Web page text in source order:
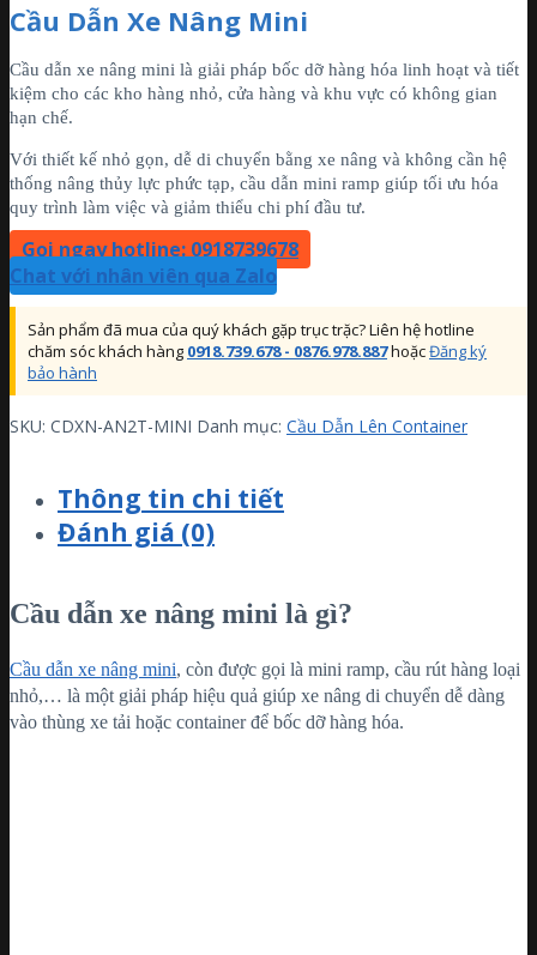
Cầu Dẫn Xe Nâng Mini
Cầu dẫn xe nâng mini là giải pháp bốc dỡ hàng hóa linh hoạt và tiết
kiệm cho các kho hàng nhỏ, cửa hàng và khu vực có không gian
hạn chế.
Với thiết kế nhỏ gọn, dễ di chuyển bằng xe nâng và không cần hệ
thống nâng thủy lực phức tạp, cầu dẫn mini ramp giúp tối ưu hóa
quy trình làm việc và giảm thiểu chi phí đầu tư.
Gọi ngay hotline: 0918739678
Chat với nhân viên qua Zalo
Sản phẩm đã mua của quý khách gặp trục trặc? Liên hệ hotline
chăm sóc khách hàng 0918.739.678 - 0876.978.887hoặcĐăng ký
bảo hành
SKU: CDXN-AN2T-MINI Danh mục: Cầu Dẫn Lên Container
Thông tin chi tiết
Đánh giá (0)
Cầu dẫn xe nâng mini là gì?
Cầu dẫn xe nâng mini, còn được gọi là mini ramp, cầu rút hàng loại
nhỏ,… là một giải pháp hiệu quả giúp xe nâng di chuyển dễ dàng
vào thùng xe tải hoặc container để bốc dỡ hàng hóa.